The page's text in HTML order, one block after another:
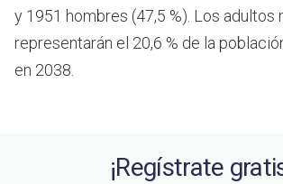
y 1951 hombres (47,5 %). Los adultos
representarán el 20,6 % de la
en 2038.
¡Regístrate